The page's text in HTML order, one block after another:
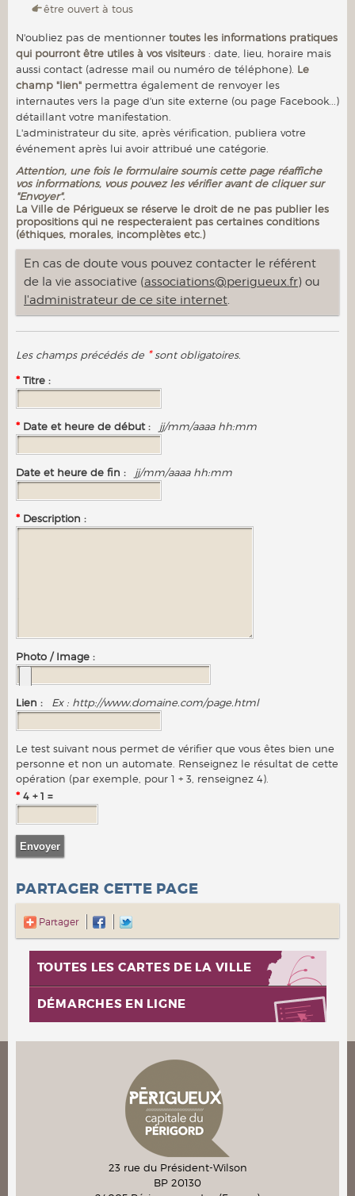
être ouvert à tous
N'oubliez pas de mentionner toutes les informations pratiques
qui pourront être utiles à vos visiteurs : date, lieu, horaire mais
aussi contact (adresse mail ou numéro de téléphone). Le
champ "lien" permettra également de renvoyer les
internautes vers la page d'un site externe (ou page Facebook...)
détaillant votre manifestation.
L'administrateur du site, après vérification, publiera votre
événement après lui avoir attribué une catégorie.
Attention, une fois le formulaire soumis cette page réaffiche
vos informations, vous pouvez les vérifier avant de cliquer sur
"Envoyer".
La Ville de Périgueux se réserve le droit de ne pas publier les
propositions qui ne respecteraient pas certaines conditions
(éthiques, morales, incomplètes etc.)
En cas de doute vous pouvez contacter le référent
de la vie associative (associations@perigueux.fr) ou
l'administrateur de ce site internet.
Les champs précédés de *sont obligatoires.
* Titre :
* Date et heure de début : jj/mm/aaaa hh:mm
Date et heure de fin : jj/mm/aaaa hh:mm
* Description :
Photo / Image :
Lien : Ex : http://www.domaine.com/page.html
Le test suivant nous permet de vérifier que vous êtes bien une
personne et non un automate. Renseignez le résultat de cette
opération (par exemple, pour 1 + 3, renseignez 4).
* 4 + 1 =
PARTAGER CETTE PAGE
Partager
TOUTES LES CARTES DE LA VILLE
DÉMARCHES EN LIGNE
23 rue du Président-Wilson
BP 20130